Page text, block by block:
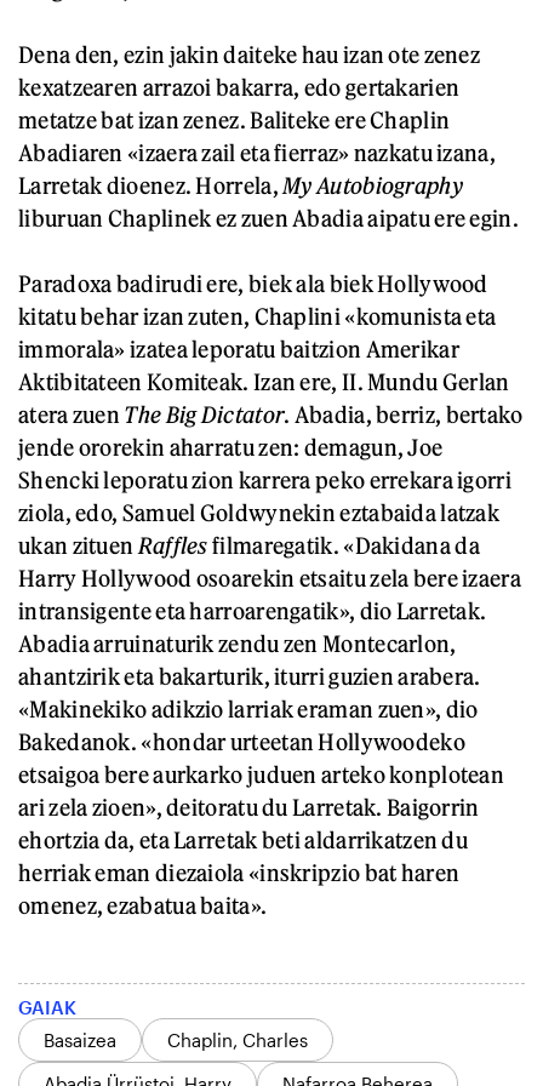
Dena den, ezin jakin daiteke hau izan ote zenez
kexatzearen arrazoi bakarra, edo gertakarien
metatze bat izan zenez. Baliteke ere Chaplin
Abadiaren «izaera zail eta fierraz» nazkatu izana,
Larretak dioenez. Horrela, My Autobiography
liburuan Chaplinek ez zuen Abadia aipatu ere egin.
Paradoxa badirudi ere, biek ala biek Hollywood
kitatu behar izan zuten, Chaplini «komunista eta
immorala» izatea leporatu baitzion Amerikar
Aktibitateen Komiteak. Izan ere, II. Mundu Gerlan
atera zuen The Big Dictator. Abadia, berriz, bertako
jende ororekin aharratu zen: demagun, Joe
Shencki leporatu zion karrera peko errekara igorri
ziola, edo, Samuel Goldwynekin eztabaida latzak
ukan zituen Rafflesfilmaregatik. «Dakidana da
Harry Hollywood osoarekin etsaitu zela bere izaera
intransigente eta harroarengatik», dio Larretak.
Abadia arruinaturik zendu zen Montecarlon,
ahantzirik eta bakarturik, iturri guzien arabera.
«Makinekiko adikzio larriak eraman zuen», dio
Bakedanok. «hondar urteetan Hollywoodeko
etsaigoa bere aurkarko juduen arteko konplotean
ari zela zioen», deitoratu du Larretak. Baigorrin
ehortzia da, eta Larretak beti aldarrikatzen du
herriak eman diezaiola «inskripzio bat haren
omenez, ezabatua baita».
GAIAK
Basaizea
Chaplin, Charles